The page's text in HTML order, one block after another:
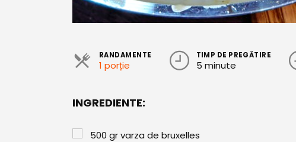
RANDAMENTE
1 porție
TIMP DE PREGĂTIRE
5 minute
INGREDIENTE:
500 grvarza de bruxelles